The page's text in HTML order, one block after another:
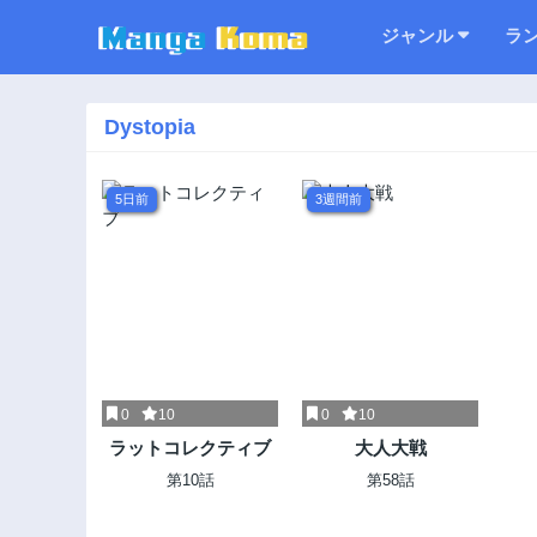
ジャンル ラ
Dystopia
5日前
0 10
ラットコレクティブ
第10話
3週間前
0 10
大人大戦
第58話